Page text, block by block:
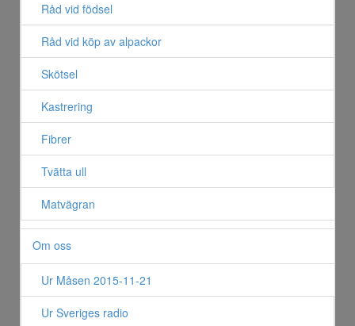
Råd vid födsel
Råd vid köp av alpackor
Skötsel
Kastrering
Fibrer
Tvätta ull
Matvägran
Om oss
Ur Måsen 2015-11-21
Ur Sveriges radio